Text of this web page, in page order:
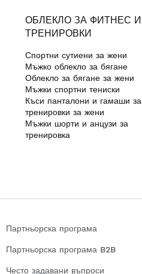
ОБЛЕКЛО ЗА ФИТНЕС И
ТРЕНИРОВКИ
Спортни сутиени за жени
Мъжко облекло за бягане
Облекло за бягане за жени
Мъжки спортни тениски
Къси панталони и гамаши за
тренировки за жени
Мъжки шорти и анцузи за
тренировка
Партньорска програма
Партньорска програма B2B
Често задавани въпроси